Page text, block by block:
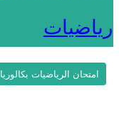
رياضيات
امتحان الرياضيات بكالوريا 2026 شعبة الإعلامية